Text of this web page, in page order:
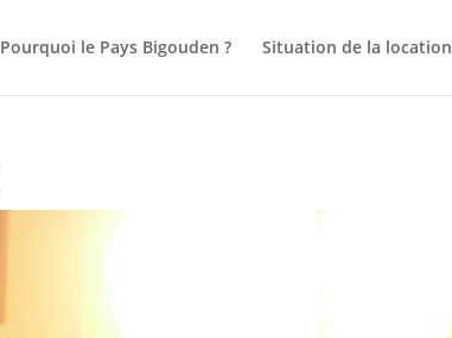
Pourquoi le Pays Bigouden ? Situation de la location